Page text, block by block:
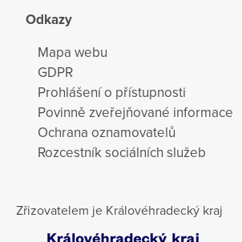
Odkazy
Mapa webu
GDPR
Prohlášení o přístupnosti
Povinně zveřejňované informace
Ochrana oznamovatelů
Rozcestník sociálních služeb
Zřizovatelem je Královéhradecký kraj